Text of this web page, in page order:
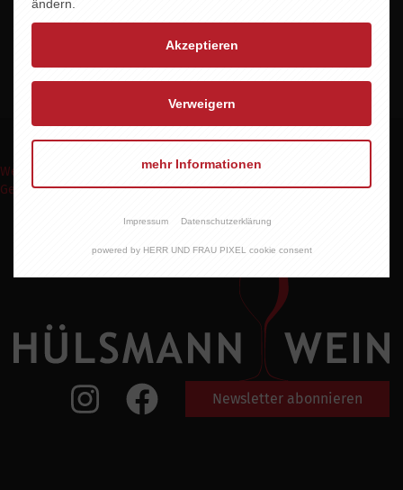
Allergene
Weinpakete Weinmomente Keine Weine Wein Abo
Geschenke Express
Newsletter abonnieren
ändern.
Akzeptieren
Verweigern
mehr Informationen
Impressum Datenschutzerklärung
powered by HERR UND FRAU PIXEL cookie consent